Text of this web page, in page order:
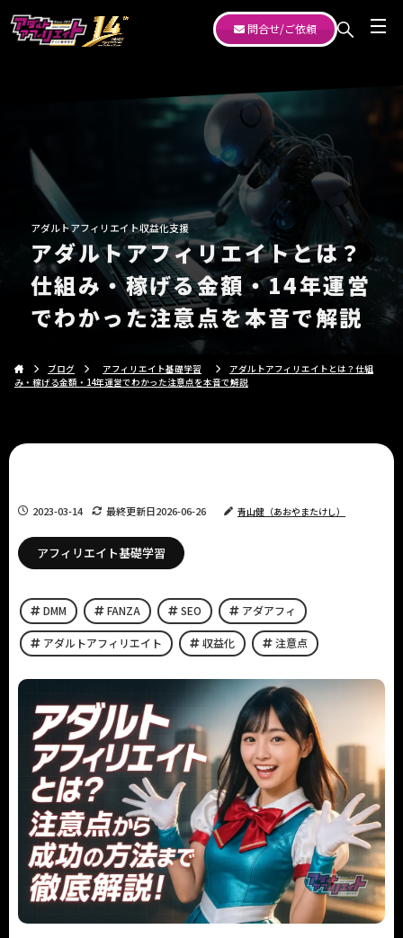
問合せ/ご依頼
ブログ アフィリエイト基礎学習
アダルトアフィリエイトとは？仕組
み・稼げる金額・14年運営でわかった注意点を本音で解説
アダルトアフィリエイト収益化支援
アダルトアフィリエイトとは？
仕組み・稼げる金額・14年運営
でわかった注意点を本音で解説
2023-03-14 最終更新日2026-06-26 青山健（あおやまたけし）
アフィリエイト基礎学習
DMM FANZA SEO アダアフィ
アダルトアフィリエイト 収益化 注意点